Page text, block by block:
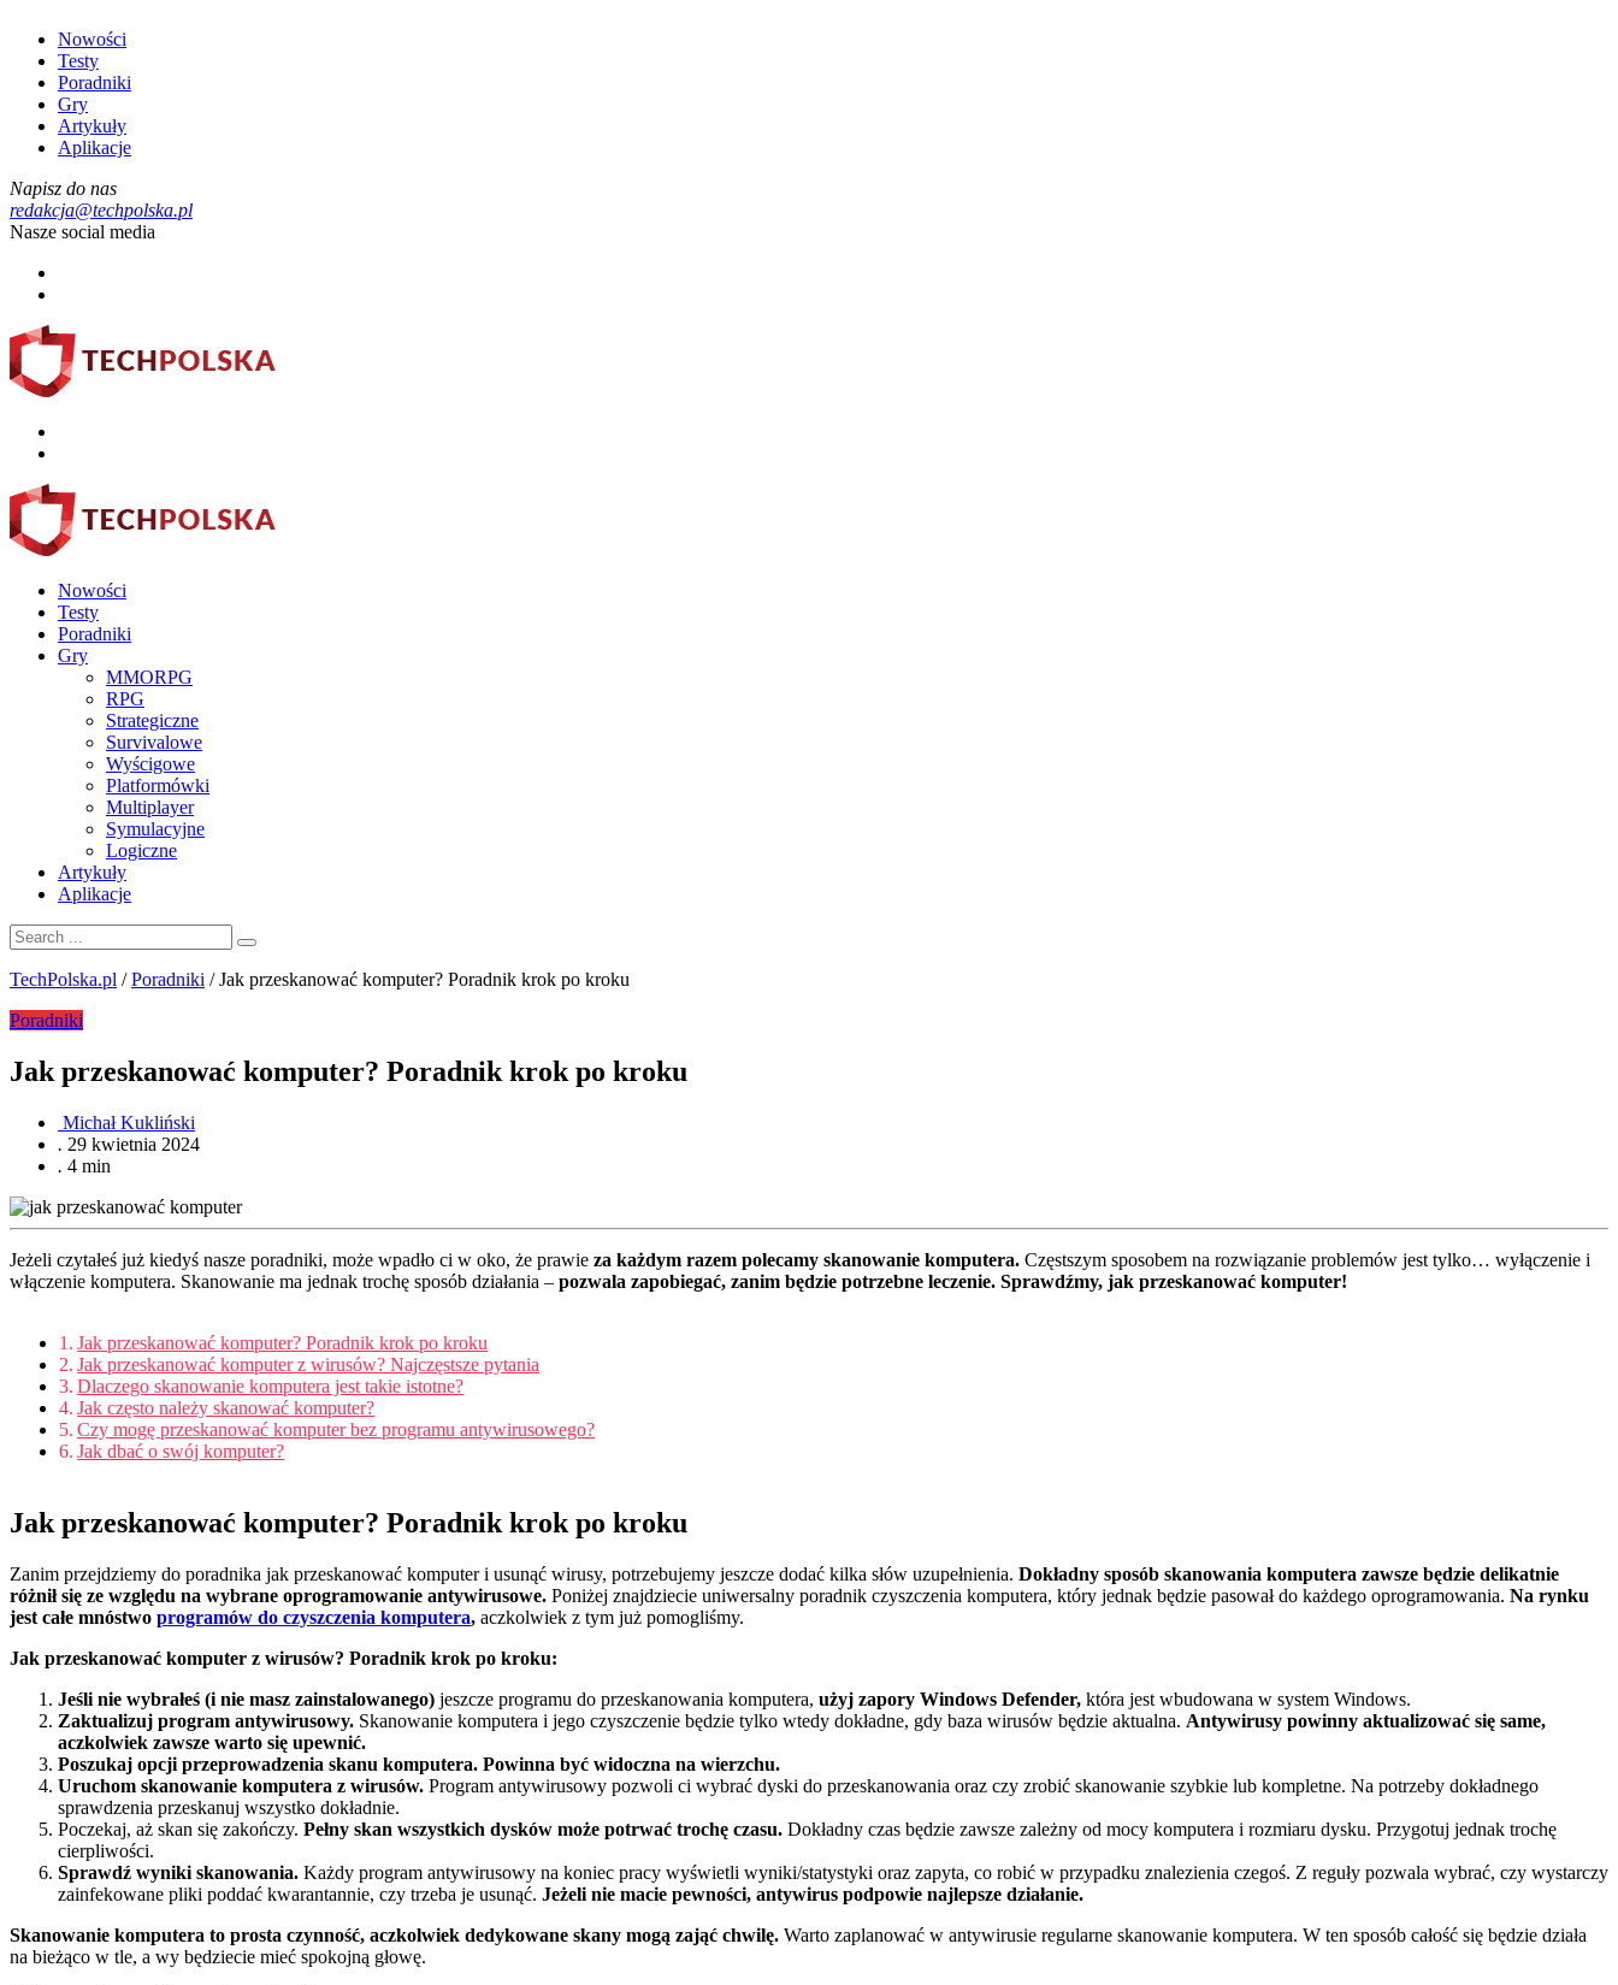
Nowości
Testy
Poradniki
Gry
Artykuły
Aplikacje
Napisz do nas
redakcja@techpolska.pl
Nasze social media
Nowości
Testy
Poradniki
Gry
MMORPG
RPG
Strategiczne
Survivalowe
Wyścigowe
Platformówki
Multiplayer
Symulacyjne
Logiczne
Artykuły
Aplikacje
TechPolska.pl /Poradniki /Jak przeskanować komputer? Poradnik krok po kroku
Poradniki
Jak przeskanować komputer? Poradnik krok po kroku
Michał Kukliński
. 29 kwietnia 2024
. 4 min
Jeżeli czytałeś już kiedyś nasze poradniki, może wpadło ci w oko, że prawie za każdym razem polecamy skanowanie komputera. Częstszym sposobem na rozwiązanie problemów jest tylko… wyłączenie i
włączenie komputera. Skanowanie ma jednak trochę sposób działania – pozwala zapobiegać, zanim będzie potrzebne leczenie. Sprawdźmy, jak przeskanować komputer!
Jak przeskanować komputer? Poradnik krok po kroku
Jak przeskanować komputer z wirusów? Najczęstsze pytania
Dlaczego skanowanie komputera jest takie istotne?
Jak często należy skanować komputer?
Czy mogę przeskanować komputer bez programu antywirusowego?
Jak dbać o swój komputer?
Jak przeskanować komputer? Poradnik krok po kroku
Zanim przejdziemy do poradnika jak przeskanować komputer i usunąć wirusy, potrzebujemy jeszcze dodać kilka słów uzupełnienia. Dokładny sposób skanowania komputera zawsze będzie delikatnie
różnił się ze względu na wybrane oprogramowanie antywirusowe. Poniżej znajdziecie uniwersalny poradnik czyszczenia komputera, który jednak będzie pasował do każdego oprogramowania. Na rynku
jest całe mnóstwo programów do czyszczenia komputera, aczkolwiek z tym już pomogliśmy.
Jak przeskanować komputer z wirusów? Poradnik krok po kroku:
Jeśli nie wybrałeś (i nie masz zainstalowanego) jeszcze programu do przeskanowania komputera, użyj zapory Windows Defender, która jest wbudowana w system Windows.
Zaktualizuj program antywirusowy. Skanowanie komputera i jego czyszczenie będzie tylko wtedy dokładne, gdy baza wirusów będzie aktualna. Antywirusy powinny aktualizować się same,
aczkolwiek zawsze warto się upewnić.
Poszukaj opcji przeprowadzenia skanu komputera. Powinna być widoczna na wierzchu.
Uruchom skanowanie komputera z wirusów. Program antywirusowy pozwoli ci wybrać dyski do przeskanowania oraz czy zrobić skanowanie szybkie lub kompletne. Na potrzeby dokładnego
sprawdzenia przeskanuj wszystko dokładnie.
Poczekaj, aż skan się zakończy. Pełny skan wszystkich dysków może potrwać trochę czasu. Dokładny czas będzie zawsze zależny od mocy komputera i rozmiaru dysku. Przygotuj jednak trochę
cierpliwości.
Sprawdź wyniki skanowania. Każdy program antywirusowy na koniec pracy wyświetli wyniki/statystyki oraz zapyta, co robić w przypadku znalezienia czegoś. Z reguły pozwala wybrać, czy wystarczy
zainfekowane pliki poddać kwarantannie, czy trzeba je usunąć. Jeżeli nie macie pewności, antywirus podpowie najlepsze działanie.
Skanowanie komputera to prosta czynność, aczkolwiek dedykowane skany mogą zająć chwilę. Warto zaplanować w antywirusie regularne skanowanie komputera. W ten sposób całość się będzie działa
na bieżąco w tle, a wy będziecie mieć spokojną głowę.